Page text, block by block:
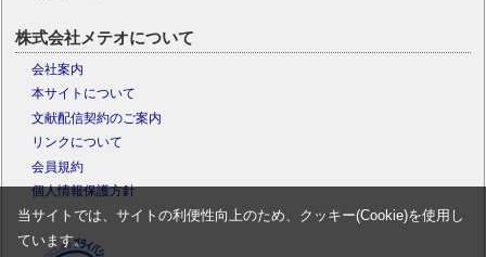
株式会社メテオについて
会社案内
本サイトについて
文献配信契約のご案内
リンクについて
会員規約
個人情報保護方針
当サイトでは、サイトの利便性向上のため、クッキー(Cookie)を使用し
ています。